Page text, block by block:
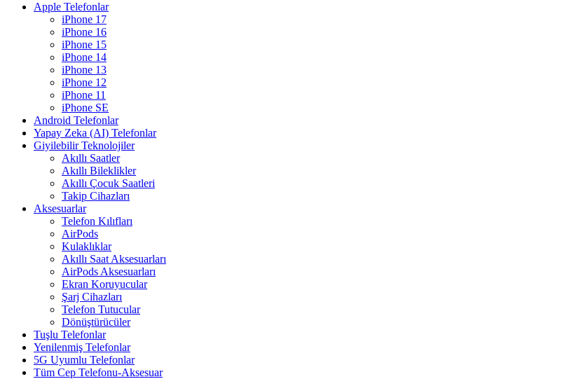
Apple Telefonlar
iPhone 17
iPhone 16
iPhone 15
iPhone 14
iPhone 13
iPhone 12
iPhone 11
iPhone SE
Android Telefonlar
Yapay Zeka (AI) Telefonlar
Giyilebilir Teknolojiler
Akıllı Saatler
Akıllı Bileklikler
Akıllı Çocuk Saatleri
Takip Cihazları
Aksesuarlar
Telefon Kılıfları
AirPods
Kulaklıklar
Akıllı Saat Aksesuarları
AirPods Aksesuarları
Ekran Koruyucular
Şarj Cihazları
Telefon Tutucular
Dönüştürücüler
Tuşlu Telefonlar
Yenilenmiş Telefonlar
5G Uyumlu Telefonlar
Tüm Cep Telefonu-Aksesuar